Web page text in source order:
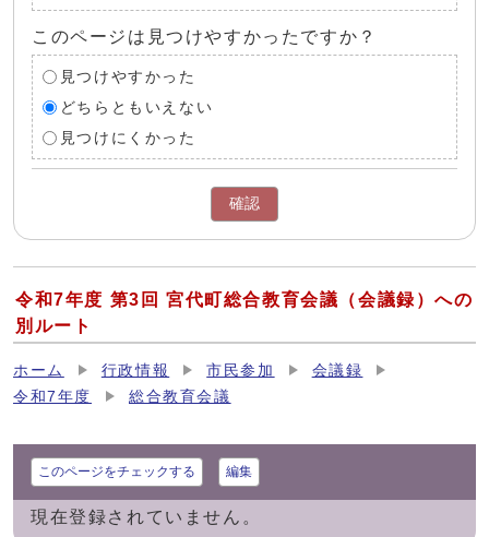
このページは見つけやすかったですか？
見つけやすかった
どちらともいえない
見つけにくかった
確認
令和7年度 第3回 宮代町総合教育会議（会議録）への
別ルート
ホーム 行政情報 市民参加
会議録
令和7年度
総合教育会議
このページをチェックする 編集
現在登録されていません。